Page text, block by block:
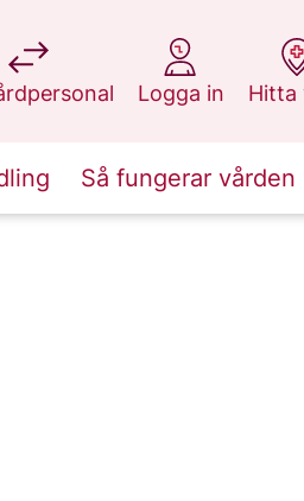
1177.se
Logga in
på 1177.se
Hitta
på
Så fungerar vården